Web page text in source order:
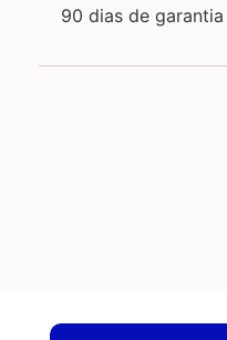
90 dias de garantia